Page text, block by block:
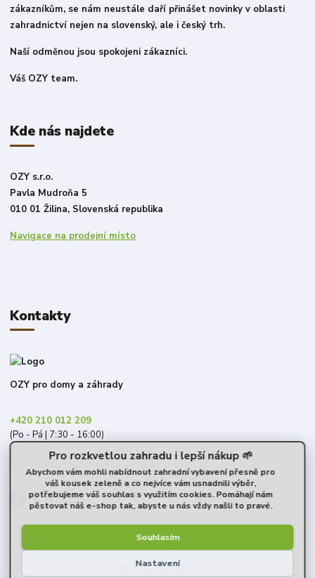
zákazníkům, se nám neustále daří přinášet novinky v oblasti
zahradnictví nejen na slovenský, ale i český trh.
Naší odměnou jsou spokojeni zákazníci.
Váš OZY team.
Kde nás najdete
OZY s.r.o.
Pavla Mudroňa 5
010 01 Žilina, Slovenská republika
Navigace na prodejní místo
Kontakty
OZY pro domy a záhrady
+420 210 012 209
(Po - Pá | 7:30 - 16:00)
shop@ozy.market
© 2026 OZY s.r.o.
Pro rozkvetlou zahradu i lepší nákup 🌱
Abychom vám mohli nabídnout zahradní vybavení přesně pro
váš kousek zeleně a co nejvíce vám usnadnili výběr,
potřebujeme váš souhlas s využitím cookies. Pomáhají nám
pěstovat náš e-shop tak, abyste u nás vždy našli to pravé.
Nastavení
Souhlasím